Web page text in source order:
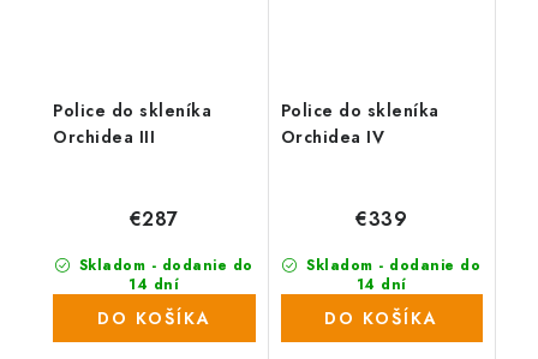
Police do skleníka
Orchidea III
Skladom - dodanie do
14 dní
€287
DO KOŠÍKA
Police do skleníka
Orchidea IV
Skladom - dodanie do
14 dní
€339
DO KOŠÍKA